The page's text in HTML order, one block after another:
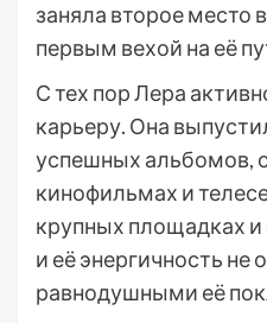
заняла второе место
первым вехой на её
С тех пор Лера
карьеру. Она
успешных альбомов,
кинофильмах и
крупных площадках и
и её энергичность не
равнодушными её